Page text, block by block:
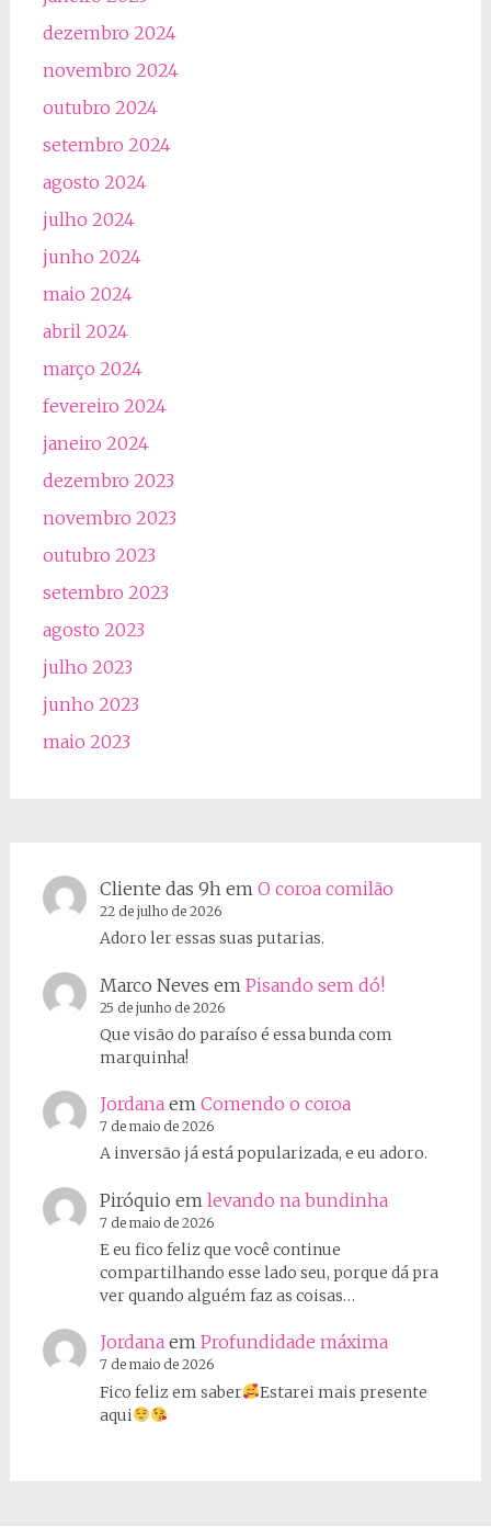
dezembro 2024
novembro 2024
outubro 2024
setembro 2024
agosto 2024
julho 2024
junho 2024
maio 2024
abril 2024
março 2024
fevereiro 2024
janeiro 2024
dezembro 2023
novembro 2023
outubro 2023
setembro 2023
agosto 2023
julho 2023
junho 2023
maio 2023
Cliente das 9h em O coroa comilão
22 de julho de 2026
Adoro ler essas suas putarias.
Marco Neves em Pisando sem dó!
25 de junho de 2026
Que visão do paraíso é essa bunda com
marquinha!
Jordanaem Comendo o coroa
7 de maio de 2026
A inversão já está popularizada, e eu adoro.
Piróquio em levando na bundinha
7 de maio de 2026
E eu fico feliz que você continue
compartilhando esse lado seu, porque dá pra
ver quando alguém faz as coisas…
Jordanaem Profundidade máxima
7 de maio de 2026
Fico feliz em saber
Estarei mais presente
aqui